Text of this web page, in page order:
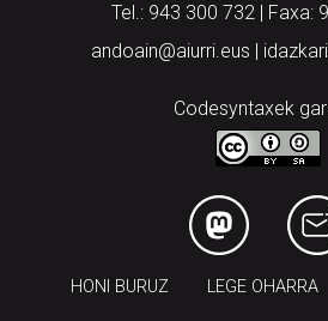
Tel.: 943 300 732 | Faxa:
andoain@aiurri.eus |
Codesyntaxek
HONI BURUZ LEGE OHARRA